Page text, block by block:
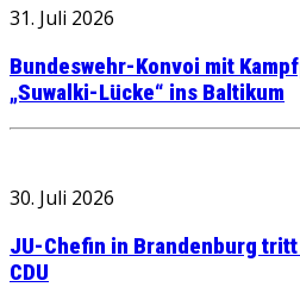
31. Juli 2026
Bundeswehr-Konvoi mit
„Suwalki-Lücke“ ins Baltikum
30. Juli 2026
JU-Chefin in Brandenburg
CDU